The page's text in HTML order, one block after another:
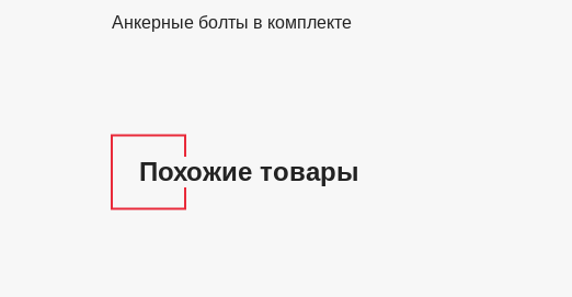
Анкерные болты в комплекте
Похожие товары